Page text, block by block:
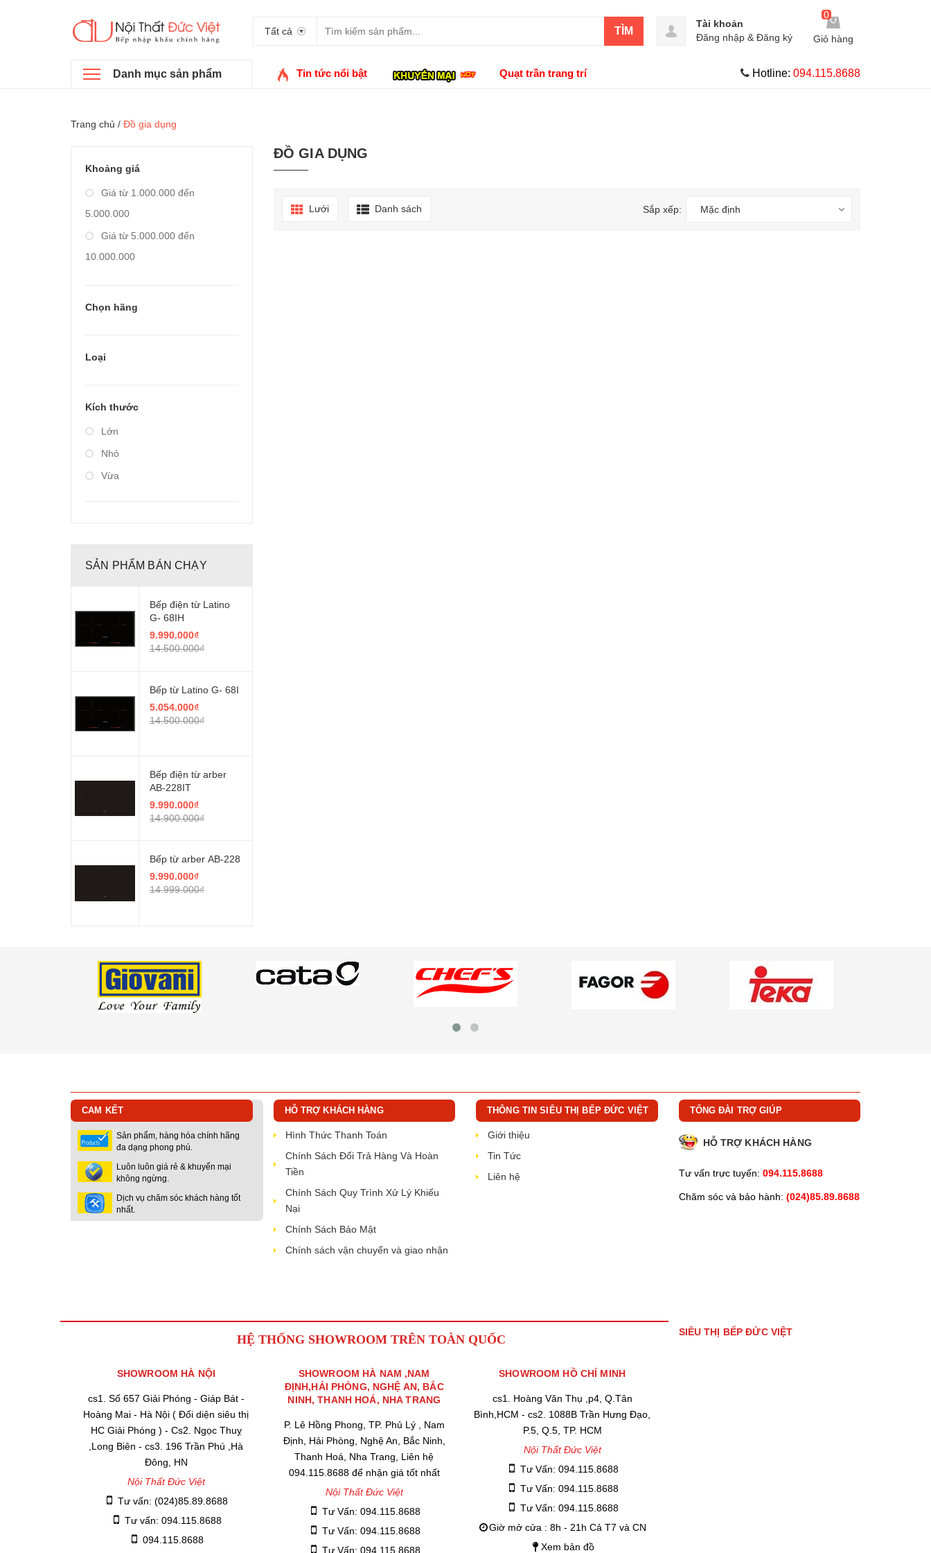
Tất cả TÌM
0
Giỏ hàng
Tài khoản
Đăng nhập & Đăng ký
Danh mục sản phẩm Tin tức nổi bật Quạt trần trang trí Hotline: 094.115.8688
Trang chủ / Đồ gia dụng
Khoảng giá
Giá từ 1.000.000 đến
5.000.000
Giá từ 5.000.000 đến
10.000.000
Chọn hãng
Loại
Kích thước
Lớn
Nhỏ
Vừa
SẢN PHẨM BÁN CHẠY
Bếp điện từ Latino
G- 68IH
9.990.000₫
14.500.000₫
Bếp từ Latino G- 68I
5.054.000₫
14.500.000₫
Bếp điện từ arber
AB-228IT
9.990.000₫
14.900.000₫
Bếp từ arber AB-228
9.990.000₫
14.999.000₫
ĐỒ GIA DỤNG
Lưới Danh sách Sắp xếp: Mặc định
CAM KẾT
Sản phẩm, hàng hóa chính hãng
đa dạng phong phú.
Luôn luôn giá rẻ & khuyến mại
không ngừng.
Dịch vụ chăm sóc khách hàng tốt
nhất.
HỖ TRỢ KHÁCH HÀNG
Hình Thức Thanh Toán
Chính Sách Đổi Trả Hàng Và Hoàn
Tiền
Chính Sách Quy Trình Xử Lý Khiếu
Nại
Chính Sách Bảo Mật
Chính sách vận chuyển và giao nhận
THÔNG TIN SIÊU THỊ BẾP ĐỨC VIỆT
Giới thiệu
Tin Tức
Liên hệ
TỔNG ĐÀI TRỢ GIÚP
HỖ TRỢ KHÁCH HÀNG
Tư vấn trực tuyến: 094.115.8688
Chăm sóc và bảo hành: (024)85.89.8688
HỆ THỐNG SHOWROOM TRÊN TOÀN QUỐC
SHOWROOM HÀ NỘI
cs1. Số 657 Giải Phóng - Giáp Bát -
Hoàng Mai - Hà Nội ( Đối diện siêu thị
HC Giải Phóng ) - Cs2. Ngọc Thuỵ
,Long Biên - cs3. 196 Trần Phú ,Hà
Đông, HN
Nội Thất Đức Việt
Tư vấn: (024)85.89.8688
Tư vấn: 094.115.8688
094.115.8688
SHOWROOM HÀ NAM ,NAM
ĐỊNH,HẢI PHÒNG, NGHỆ AN, BẮC
NINH, THANH HOÁ, NHA TRANG
P. Lê Hồng Phong, TP. Phủ Lý , Nam
Định, Hải Phòng, Nghệ An, Bắc Ninh,
Thanh Hoá, Nha Trang, Liên hệ
094.115.8688 để nhận giá tốt nhất
Nội Thất Đức Việt
Tư Vấn: 094.115.8688
Tư Vấn: 094.115.8688
Tư Vấn: 094.115.8688
SHOWROOM HỒ CHÍ MINH
cs1. Hoàng Văn Thụ ,p4, Q.Tân
Bình,HCM - cs2. 1088B Trần Hưng Đạo,
P.5, Q.5, TP. HCM
Nội Thất Đức Việt
Tư Vấn: 094.115.8688
Tư Vấn: 094.115.8688
Tư Vấn: 094.115.8688
Giờ mở cửa : 8h - 21h Cả T7 và CN
Xem bản đồ
SIÊU THỊ BẾP ĐỨC VIỆT